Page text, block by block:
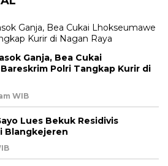
Ganja, Bea Cukai
Polri Tangkap Kurir di
WIB
Lues Bekuk Residivis
Blangkejeren